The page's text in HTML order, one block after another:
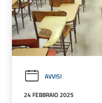
AVVISI
24 FEBBRAIO 2025